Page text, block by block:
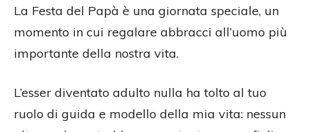
La Festa del Papà è una giornata speciale, un
momento in cui regalare abbracci all’uomo più
importante della nostra vita.
L’esser diventato adulto nulla ha tolto al tuo
ruolo di guida e modello della mia vita: nessun